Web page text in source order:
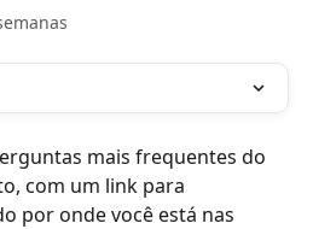
mais frequentes do
com um link para
por onde você está nas